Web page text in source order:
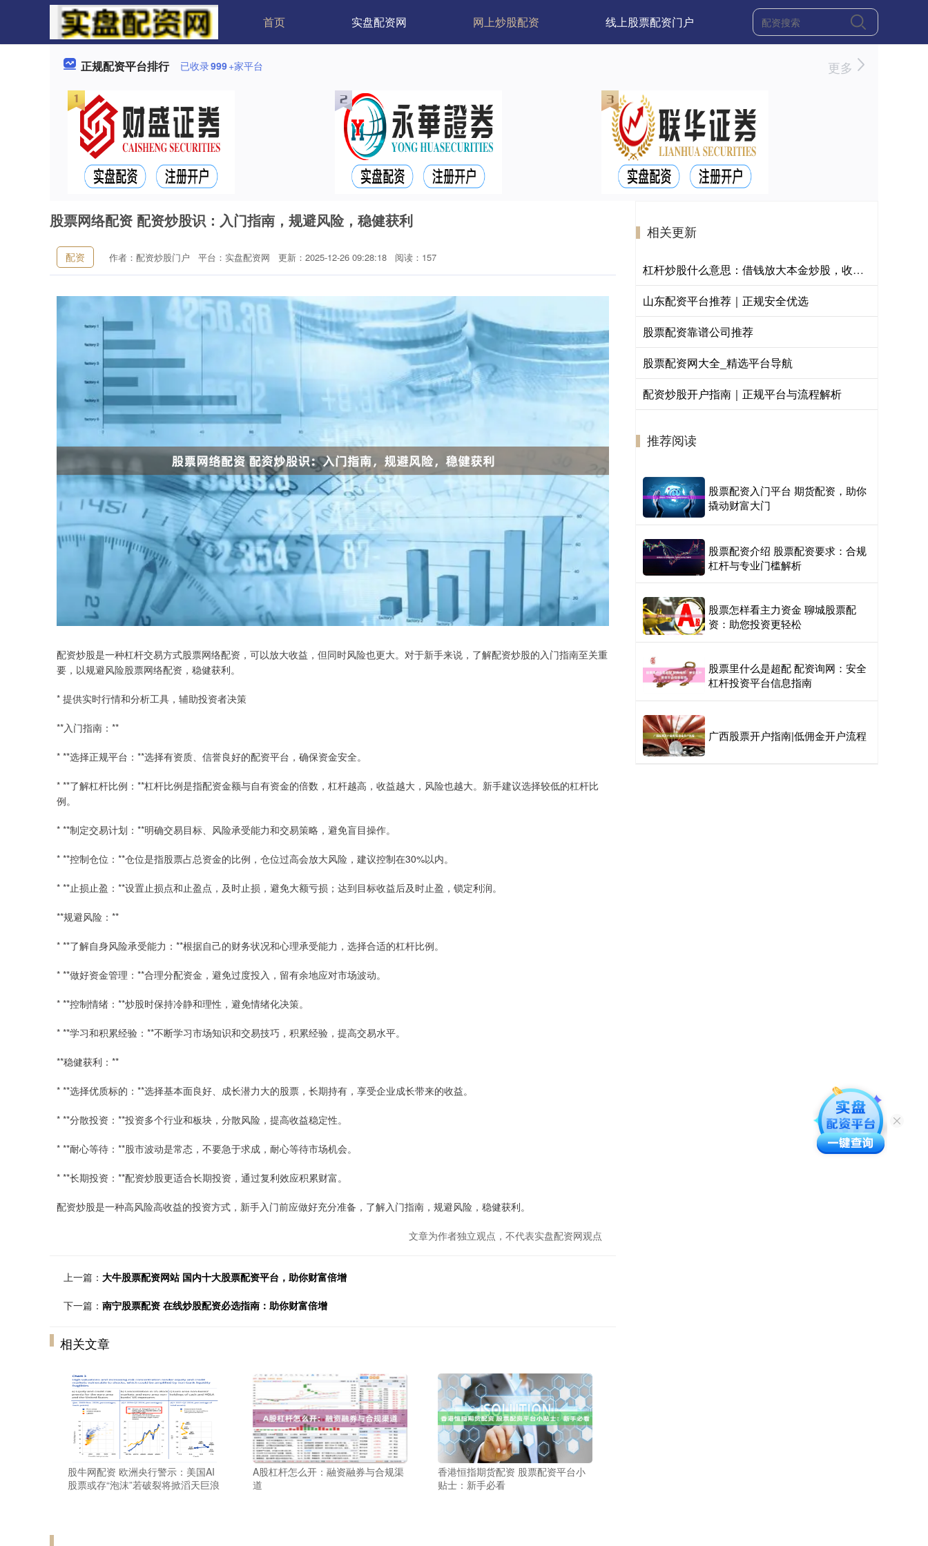
首页 实盘配资网 网上炒股配资 线上股票配资门户
正规配资平台排行 已收录999+家平台 更多
股票网络配资 配资炒股识：入门指南，规避风险，稳健获利
配资 作者：配资炒股门户 平台：实盘配资网 更新：2025-12-26 09:28:18 阅读：157
配资炒股是一种杠杆交易方式股票网络配资，可以放大收益，但同时风险也更大。对于新手来说，了解配资炒股的入门指南至关重
要，以规避风险股票网络配资，稳健获利。
* 提供实时行情和分析工具，辅助投资者决策
**入门指南：**
* **选择正规平台：**选择有资质、信誉良好的配资平台，确保资金安全。
* **了解杠杆比例：**杠杆比例是指配资金额与自有资金的倍数，杠杆越高，收益越大，风险也越大。新手建议选择较低的杠杆比
例。
* **制定交易计划：**明确交易目标、风险承受能力和交易策略，避免盲目操作。
* **控制仓位：**仓位是指股票占总资金的比例，仓位过高会放大风险，建议控制在30%以内。
* **止损止盈：**设置止损点和止盈点，及时止损，避免大额亏损；达到目标收益后及时止盈，锁定利润。
**规避风险：**
* **了解自身风险承受能力：**根据自己的财务状况和心理承受能力，选择合适的杠杆比例。
* **做好资金管理：**合理分配资金，避免过度投入，留有余地应对市场波动。
* **控制情绪：**炒股时保持冷静和理性，避免情绪化决策。
* **学习和积累经验：**不断学习市场知识和交易技巧，积累经验，提高交易水平。
**稳健获利：**
* **选择优质标的：**选择基本面良好、成长潜力大的股票，长期持有，享受企业成长带来的收益。
* **分散投资：**投资多个行业和板块，分散风险，提高收益稳定性。
* **耐心等待：**股市波动是常态，不要急于求成，耐心等待市场机会。
* **长期投资：**配资炒股更适合长期投资，通过复利效应积累财富。
配资炒股是一种高风险高收益的投资方式，新手入门前应做好充分准备，了解入门指南，规避风险，稳健获利。
文章为作者独立观点，不代表实盘配资网观点
上一篇： 大牛股票配资网站 国内十大股票配资平台，助你财富倍增
下一篇： 南宁股票配资 在线炒股配资必选指南：助你财富倍增
相关文章
股牛网配资 欧洲央行警示：美国AI
股票或存“泡沫”若破裂将掀滔天巨浪
A股杠杆怎么开：融资融券与合规渠
道
香港恒指期货配资 股票配资平台小
贴士：新手必看
相关更新
杠杆炒股什么意思：借钱放大本金炒股，收益与风险同步倍增。
山东配资平台推荐｜正规安全优选
股票配资靠谱公司推荐
股票配资网大全_精选平台导航
配资炒股开户指南｜正规平台与流程解析
推荐阅读
股票配资入门平台 期货配资，助你
撬动财富大门
股票配资介绍 股票配资要求：合规
杠杆与专业门槛解析
股票怎样看主力资金 聊城股票配
资：助您投资更轻松
股票里什么是超配 配资询网：安全
杠杆投资平台信息指南
广西股票开户指南|低佣金开户流程